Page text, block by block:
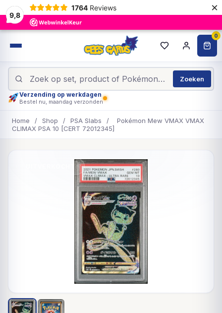
9,8
1764 Reviews ×
0
Zoeken
Verzending op werkdagen
Bestel nu, maandag verzonden
Home / Shop / PSA Slabs /
Pokémon Mew VMAX VMAX
CLIMAX PSA 10 [CERT 72012345]